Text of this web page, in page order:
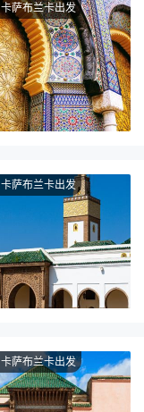
卡萨布兰卡出发
卡萨布兰卡出发
卡萨布兰卡出发